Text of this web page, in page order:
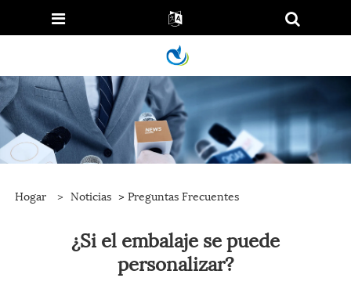
Hogar > Noticias > Preguntas Frecuentes
¿Si el embalaje se puede
personalizar?